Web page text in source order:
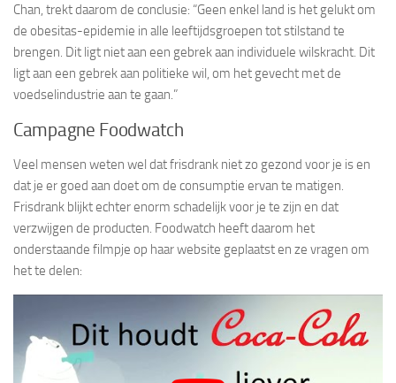
Chan, trekt daarom de conclusie: “Geen enkel land is het gelukt om
de obesitas-epidemie in alle leeftijdsgroepen tot stilstand te
brengen. Dit ligt niet aan een gebrek aan individuele wilskracht. Dit
ligt aan een gebrek aan politieke wil, om het gevecht met de
voedselindustrie aan te gaan.”
Campagne Foodwatch
Veel mensen weten wel dat frisdrank niet zo gezond voor je is en
dat je er goed aan doet om de consumptie ervan te matigen.
Frisdrank blijkt echter enorm schadelijk voor je te zijn en dat
verzwijgen de producten. Foodwatch heeft daarom het
onderstaande filmpje op haar website geplaatst en ze vragen om
het te delen: